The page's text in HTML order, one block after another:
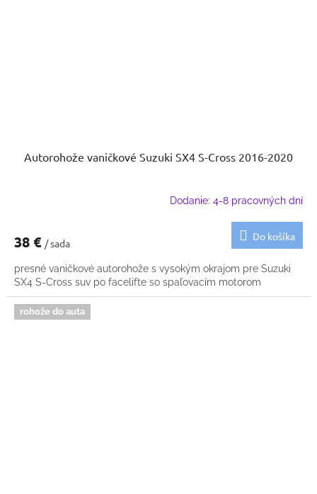
Autorohože vaničkové Suzuki SX4 S-Cross 2016-2020
Dodanie: 4-8 pracovných dní
38 € / sada
Do košíka
presné vaničkové autorohože s vysokým okrajom pre Suzuki
SX4 S-Cross suv po facelifte so spaľovacím motorom
rohože do auta